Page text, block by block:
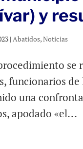
y
|Abatidos,Noticias
se
funcionarios
una
apodado «el...